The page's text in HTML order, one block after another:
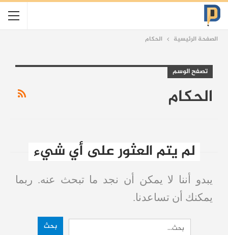
الصفحة الرئيسية الحكام
تصفح الوسم
الحكام
لم يتم العثور على أي شيء
يبدو أننا لا يمكن أن نجد ما تبحث عنه. ربما
يمكنك أن تساعدنا.